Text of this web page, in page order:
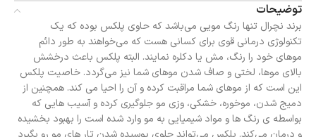
توضیحات
برند نچرال تنها رنگ مویی می‌باشد که حاوی پلکس بوده که یک
تکنولوژی درمانی قوی برای کسانی هست که می‌خواهند به طور دائم
موهای خود را رنگ، مش یا دکلره نمایند. البته پلکس باعث درخشش
بالای موها، لختی و صاف شدن موهای شما نیز می‌گردد. خاصیت پلکس
این است که از موهای شما مراقبت کرده و آن را احیا می کند. همچنین از
دمیج شدن، موخوره، خشکی، وزی مو جلوگیری کرده و آسیب هایی که
بواسطه ی رنگ ها و مواد شیمیایی به مو وارد شده است را بهبود بخشیده